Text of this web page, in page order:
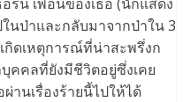
นป่าและกลับมาจากป่าใน 3
กิดเหตุการณ์ที่น่าสะพรึ่งก
คคลที่ยังมีชีวิตอยู่ซึ่งเคย
านเรื่องร้ายนี้ไปให้ได้